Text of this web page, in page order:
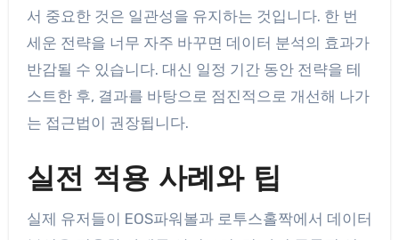
서 중요한 것은 일관성을 유지하는 것입니다. 한 번
세운 전략을 너무 자주 바꾸면 데이터 분석의 효과가
반감될 수 있습니다. 대신 일정 기간 동안 전략을 테
스트한 후, 결과를 바탕으로 점진적으로 개선해 나가
는 접근법이 권장됩니다.
실전 적용 사례와 팁
실제 유저들이 EOS파워볼과 로투스홀짝에서 데이터